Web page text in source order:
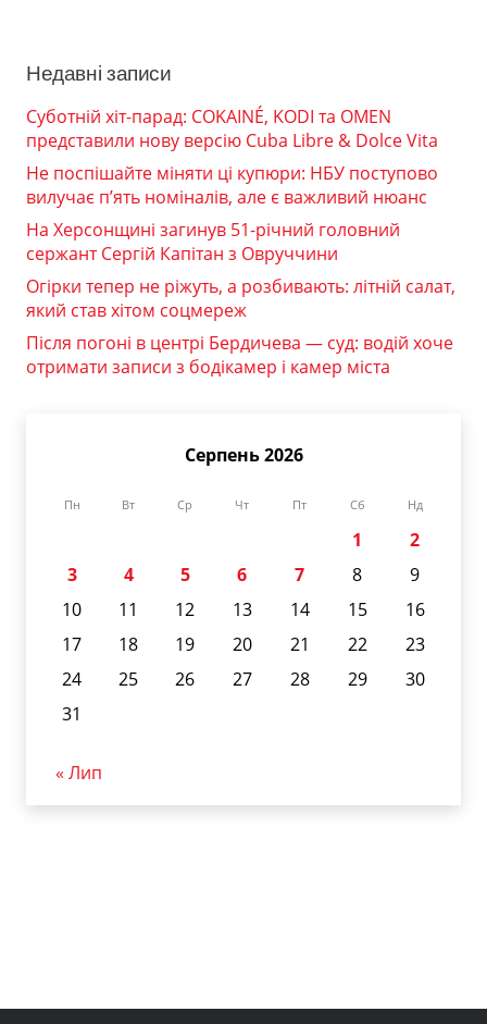
Недавні записи
Суботній хіт-парад: COKAINÉ, KODI та OMEN
представили нову версію Cuba Libre & Dolce Vita
Не поспішайте міняти ці купюри: НБУ поступово
вилучає п’ять номіналів, але є важливий нюанс
На Херсонщині загинув 51-річний головний
сержант Сергій Капітан з Овруччини
Огірки тепер не ріжуть, а розбивають: літній салат,
який став хітом соцмереж
Після погоні в центрі Бердичева — суд: водій хоче
отримати записи з бодікамер і камер міста
Серпень 2026
Пн Вт Ср Чт Пт Сб Нд
1
2
3
4 5 6 7 8
9
10
11 12 13 14 15
16
17
18 19 20 21 22
23
24
25 26 27 28 29
30
31
« Лип